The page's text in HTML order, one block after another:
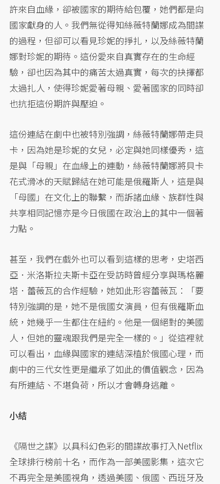
許來自血緣，卻被國家的期待給包覆，她們都是向
國家獻身的人。我們無從得知絲薇特蘭娜成為間諜
的過程，但卻可以看見珍妮的掙扎，以及絲薇特蘭
娜對珍妮的期待。這份愛來自真實存在的生命經
驗，卻也因為其中的痛苦太過真實，每次的抉擇都
太過扎人，使得珍妮愛著母親、愛著國家的同時卻
也抗拒這份期許與壓迫。
這份連結在劇中也被特別強調，絲薇特蘭娜帶走貝
卡，因為她是珍妮的女兒，必定與她同樣優秀，這
是與「母親」在血緣上的連動，絲薇特蘭娜將貝卡
花式滑冰的天賦歸結在她可能是俄羅斯人，這是與
「母國」在文化上的聯繫，而訴諸血緣、族群性與
共享相同記憶亦是今日俄國在政治上的其中一個著
力點。
甚至，我們在戲外也可以看到這樣的思考，史塔西
亞．米洛斯拉夫斯卡亞在受訪時曾經分享與瑪格麗
塔．蕾薇瓦的合作經驗，她如此形容蕾薇瓦：「要
特別強調的是，她不是俄國女演員，但有俄羅斯血
統，她幾乎一生都住在紐約。他是一個絕對的美國
人，但她的靈魂跟我們是完全一樣的。」從這裡就
可以看出，血緣與國家的連結深植於俄國心理，而
劇中的三代女性更是繼承了如此的價值觀念，因為
有所連結、不堪負荷，所以才會轉身逃離。
小結
《隔世之諜》以具科幻色彩的間諜故事打入Netflix
全球排行榜前十名，而作為一部美國影集，這次它
不再完全是美國視角，透過美國、俄國、西班牙及